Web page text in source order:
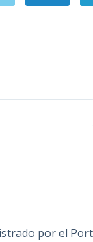
por el